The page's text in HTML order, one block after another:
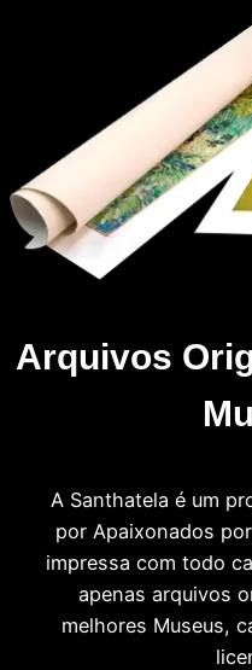
Arquivos
A Santhatela é um
por Apaixonados
impressa com todo
apenas arquivos
melhores Museus,